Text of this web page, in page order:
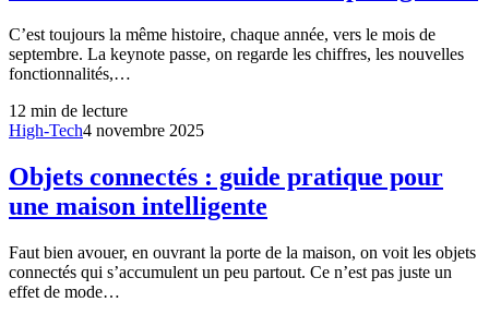
C’est toujours la même histoire, chaque année, vers le mois de
septembre. La keynote passe, on regarde les chiffres, les nouvelles
fonctionnalités,…
12 min de lecture
High-Tech4 novembre 2025
Objets connectés : guide pratique pour
une maison intelligente
Faut bien avouer, en ouvrant la porte de la maison, on voit les objets
connectés qui s’accumulent un peu partout. Ce n’est pas juste un
effet de mode…